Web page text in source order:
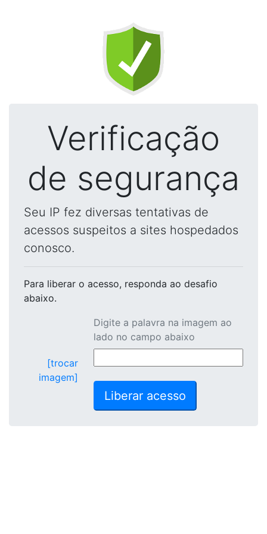
Verificação
de segurança
Seu IP fez diversas tentativas de
acessos suspeitos a sites hospedados
conosco.
Para liberar o acesso, responda ao desafio
abaixo.
[trocar
imagem]
Digite a palavra na imagem ao
lado no campo abaixo